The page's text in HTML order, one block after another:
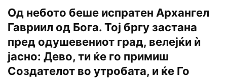
Од небото беше испратен Архангел
Гавриил од Бога. Тој бргу застана
пред одушевениот град, велејќи ѝ
јасно: Дево, ти ќе го примиш
Создателот во утробата, и ќе Го